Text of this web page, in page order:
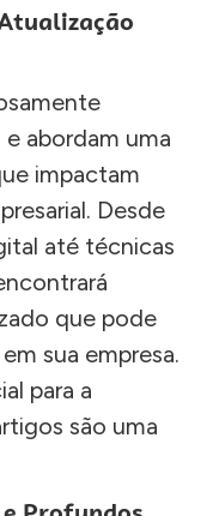
abordam uma
impactam
Desde
até técnicas
que pode
sua empresa.
para a
são uma